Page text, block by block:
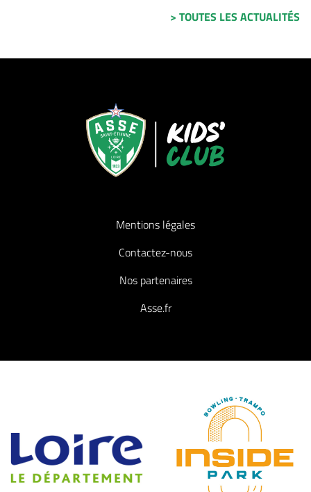
> TOUTES LES ACTUALITÉS
Mentions légales
Contactez-nous
Nos partenaires
Asse.fr